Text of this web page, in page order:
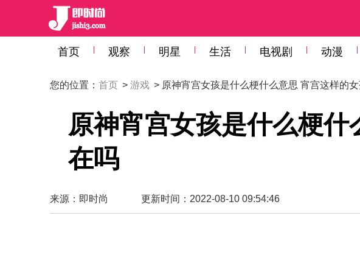
首页 观察 明星 生活 电视剧 动漫
您的位置： 首页 > 游戏 > 原神宵宫女孩是什么梗什么意思 宵宫这样的
原神宵宫女孩是什么梗
在吗
来源： 即时尚 更新时间：2022-08-10 09:54:46